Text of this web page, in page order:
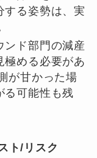
する姿勢は、実
ンド部門の減産
極める必要があ
が甘かった場
る可能性も残
ト/リスク